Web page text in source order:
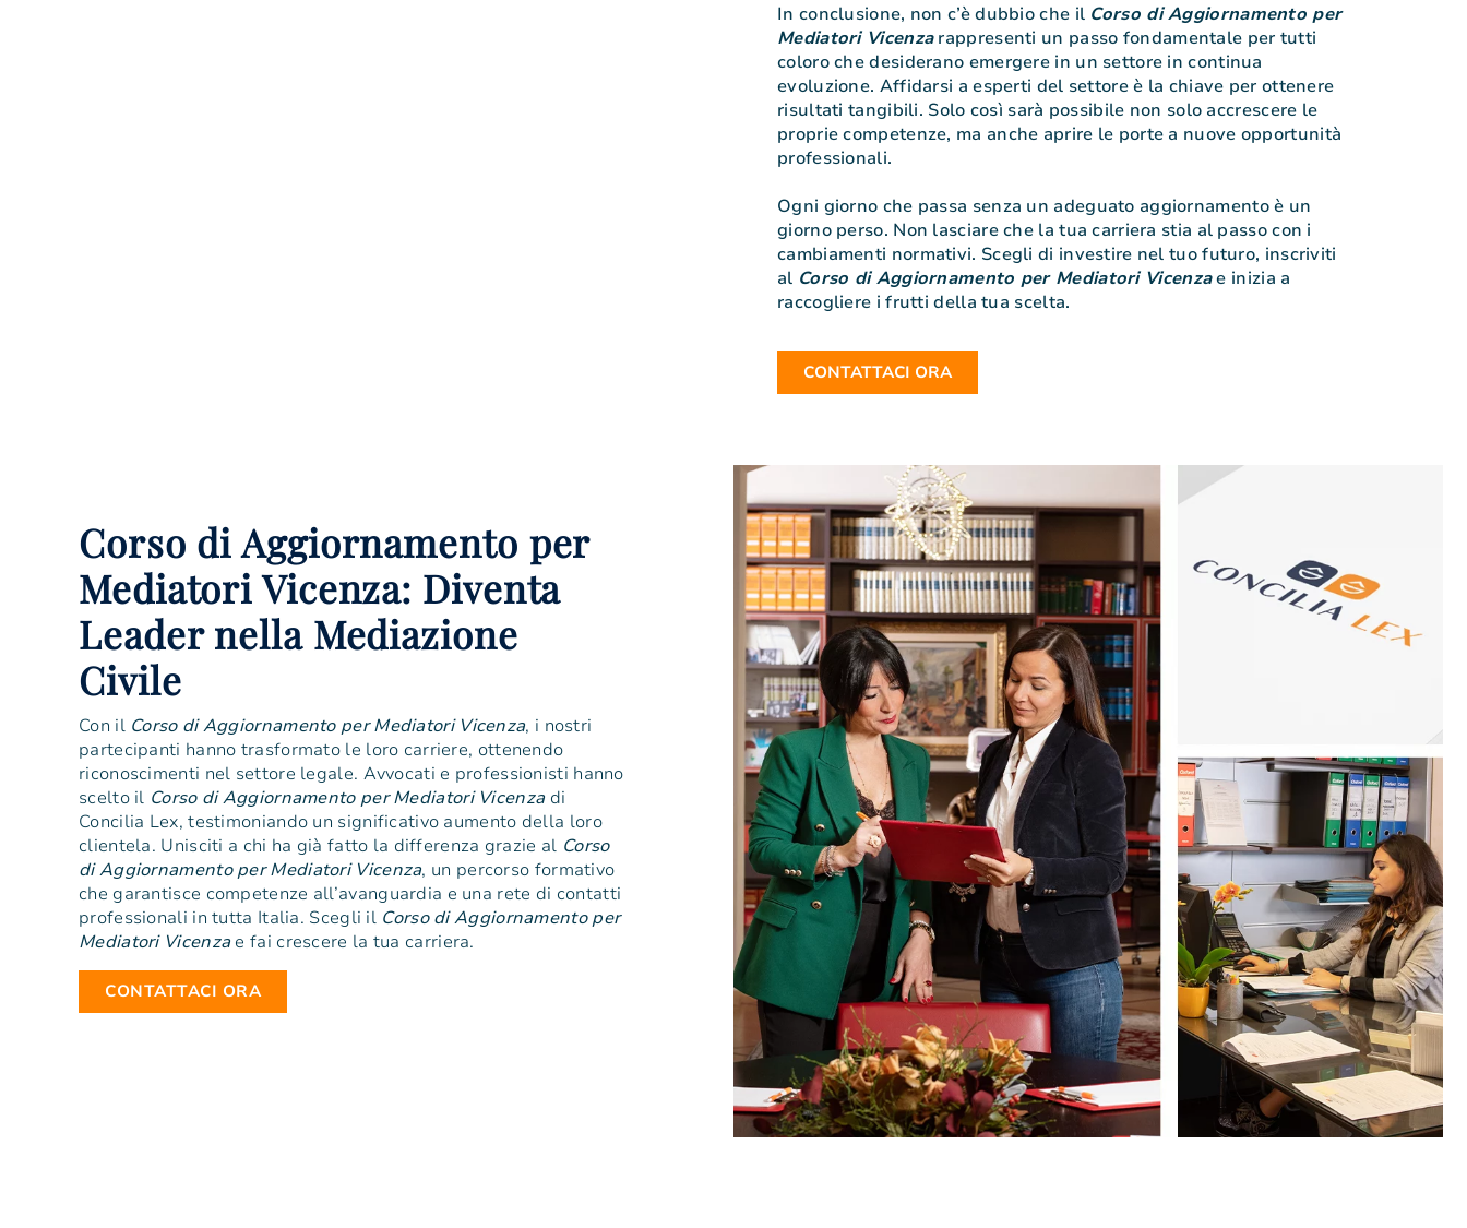
In conclusione, non c’è dubbio che il Corso di Aggiornamento per
Mediatori Vicenzarappresenti un passo fondamentale per tutti
coloro che desiderano emergere in un settore in continua
evoluzione. Affidarsi a esperti del settore è la chiave per ottenere
risultati tangibili. Solo così sarà possibile non solo accrescere le
proprie competenze, ma anche aprire le porte a nuove opportunità
professionali.
Ogni giorno che passa senza un adeguato aggiornamento è un
giorno perso. Non lasciare che la tua carriera stia al passo con i
cambiamenti normativi. Scegli di investire nel tuo futuro, inscriviti
al Corso di Aggiornamento per Mediatori Vicenzae inizia a
raccogliere i frutti della tua scelta.
CONTATTACI ORA
Corso di Aggiornamento per
Mediatori Vicenza: Diventa
Leader nella Mediazione
Civile
Con il Corso di Aggiornamento per Mediatori Vicenza, i nostri
partecipanti hanno trasformato le loro carriere, ottenendo
riconoscimenti nel settore legale. Avvocati e professionisti hanno
scelto il Corso di Aggiornamento per Mediatori Vicenza di
Concilia Lex, testimoniando un significativo aumento della loro
clientela. Unisciti a chi ha già fatto la differenza grazie al Corso
di Aggiornamento per Mediatori Vicenza, un percorso formativo
che garantisce competenze all’avanguardia e una rete di contatti
professionali in tutta Italia. Scegli il Corso di Aggiornamento per
Mediatori Vicenza e fai crescere la tua carriera.
CONTATTACI ORA